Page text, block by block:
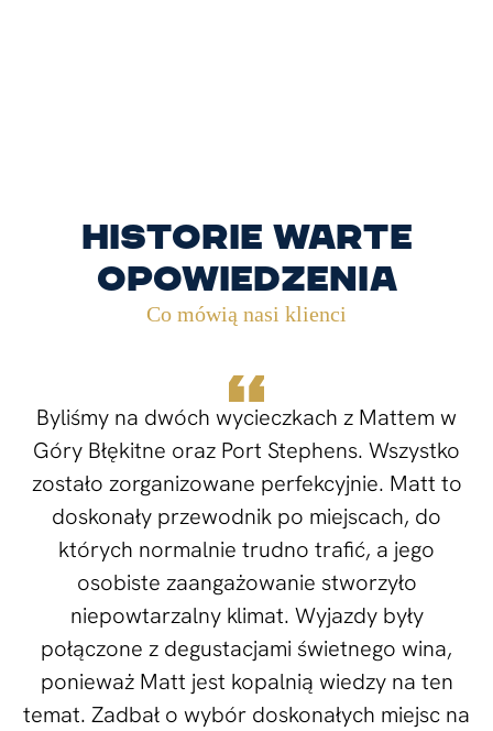
Historie warte
opowiedzenia
Co mówią nasi klienci
Byliśmy na dwóch wycieczkach z Mattem w
Góry Błękitne oraz Port Stephens. Wszystko
zostało zorganizowane perfekcyjnie. Matt to
doskonały przewodnik po miejscach, do
których normalnie trudno trafić, a jego
osobiste zaangażowanie stworzyło
niepowtarzalny klimat. Wyjazdy były
połączone z degustacjami świetnego wina,
ponieważ Matt jest kopalnią wiedzy na ten
temat. Zadbał o wybór doskonałych miejsc na